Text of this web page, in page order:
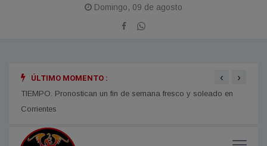
Domingo, 09 de agosto
ÚLTIMO MOMENTO :
TIEMPO. Pronostican un fin de semana fresco y soleado en
Corrientes
‹ ›